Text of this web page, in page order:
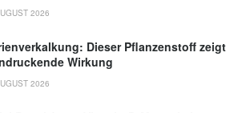
2026
Dieser Pflanzenstoff zeigt
Wirkung
2026